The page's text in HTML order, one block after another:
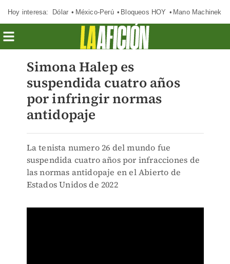
Hoy interesa: Dólar México-Perú Bloqueos HOY Mano Machinek
Simona Halep es
suspendida cuatro años
por infringir normas
antidopaje
La tenista numero 26 del mundo fue
suspendida cuatro años por infracciones de
las normas antidopaje en el Abierto de
Estados Unidos de 2022